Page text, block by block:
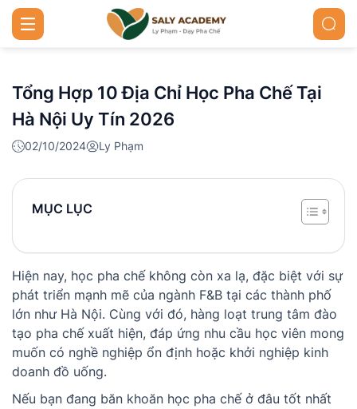
Tổng Hợp 10 Địa Chỉ Học Pha Chế Tại
Hà Nội Uy Tín 2026
02/10/2024 Ly Phạm
MỤC LỤC
Hiện nay, học pha chế không còn xa lạ, đặc biệt với sự
phát triển mạnh mẽ của ngành F&B tại các thành phố
lớn như Hà Nội. Cùng với đó, hàng loạt trung tâm đào
tạo pha chế xuất hiện, đáp ứng nhu cầu học viên mong
muốn có nghề nghiệp ổn định hoặc khởi nghiệp kinh
doanh đồ uống.
Nếu bạn đang băn khoăn học pha chế ở đâu tốt nhất